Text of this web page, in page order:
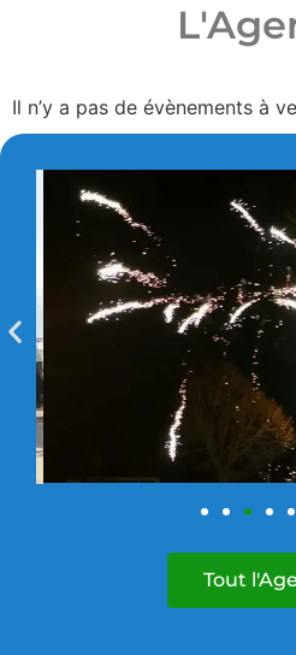
Il n’y a pas de évènements à
Tout